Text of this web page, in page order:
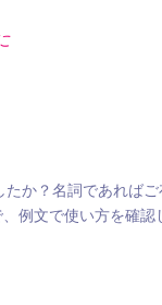
か？名詞であれば
例文で使い方を確認